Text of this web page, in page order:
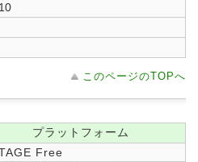
このページのTOPへ
プラットフォーム
Free